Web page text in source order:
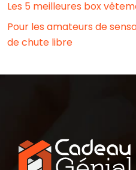
Les 5 meilleures box
Pour les amateurs de
de chute libre